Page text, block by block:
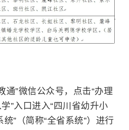
通”微信公众号，点击“办理
”入口进入“四川省幼升小
”（简称“全省系统”）进行